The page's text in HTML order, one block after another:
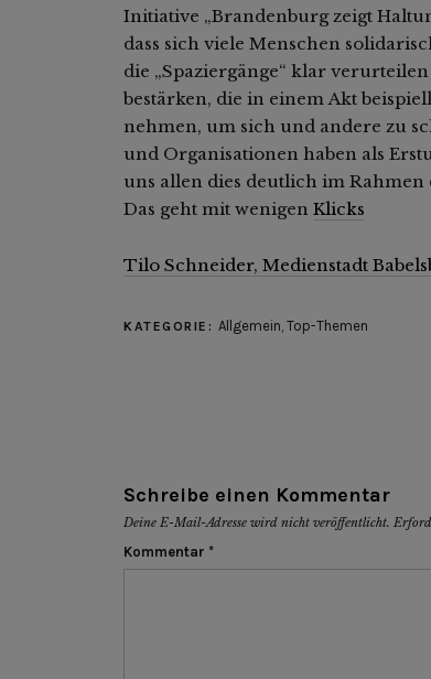
Initiative „Brandenburg zeigt
dass sich viele Menschen
die „Spaziergänge“ klar
bestärken, die in einem Akt
nehmen, um sich und andere zu
und Organisationen haben als
uns allen dies deutlich im
Das geht mit wenigen Klicks
Tilo Schneider, Medienstadt
KATEGORIE: Allgemein Top-Themen
Schreibe einen Kommentar
Deine E-Mail-Adresse wird nicht veröffentlicht.
Kommentar *